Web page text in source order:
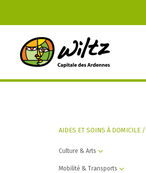
AIDES ET SOINS À DOMICILE /
Culture & Arts
Mobilité & Transports